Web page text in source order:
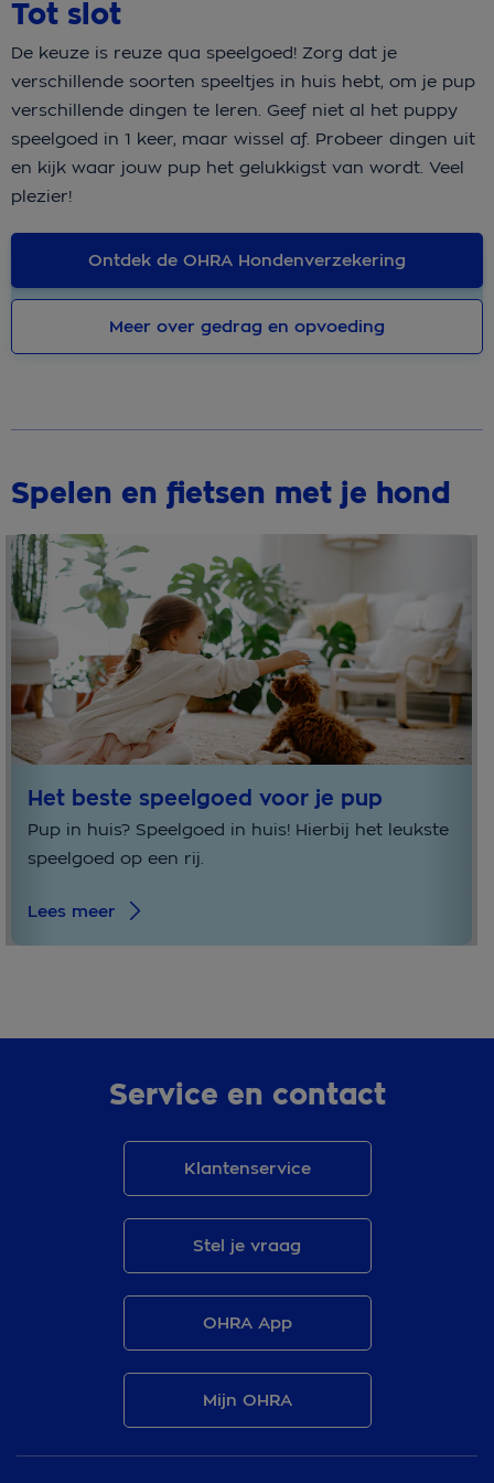
Tot slot
De keuze is reuze qua speelgoed! Zorg dat je
verschillende soorten speeltjes in huis hebt, om je pup
verschillende dingen te leren. Geef niet al het puppy
speelgoed in 1 keer, maar wissel af. Probeer dingen uit
en kijk waar jouw pup het gelukkigst van wordt. Veel
plezier!
Ontdek de OHRA Hondenverzekering
Meer over gedrag en opvoeding
Spelen en fietsen met je hond
Het beste speelgoed voor je pup
Pup in huis? Speelgoed in huis! Hierbij het leukste
speelgoed op een rij.
Lees meer
Service en contact
Klantenservice
Stel je vraag
OHRA App
Mijn OHRA